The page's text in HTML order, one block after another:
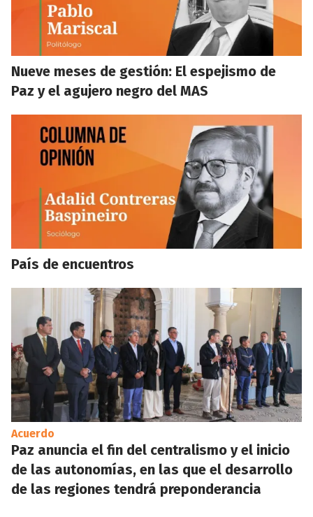
Nueve meses de gestión: El espejismo de
Paz y el agujero negro del MAS
País de encuentros
Acuerdo
Paz anuncia el fin del centralismo y el inicio
de las autonomías, en las que el desarrollo
de las regiones tendrá preponderancia